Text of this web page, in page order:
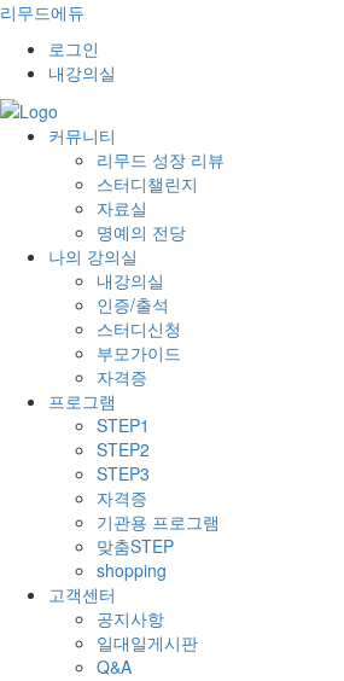
리무드에듀
로그인
내강의실
커뮤니티
리무드 성장 리뷰
스터디챌린지
자료실
명예의 전당
나의 강의실
내강의실
인증/출석
스터디신청
부모가이드
자격증
프로그램
STEP1
STEP2
STEP3
자격증
기관용 프로그램
맞춤STEP
shopping
고객센터
공지사항
일대일게시판
Q&A